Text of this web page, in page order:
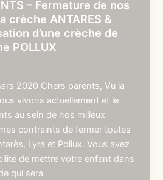
– Fermeture de nos
crèche ANTARES &
d’une crèche de
POLLUX
2020 Chers parents, Vu la
vivons actuellement et le
au sein de nos milieux
contraints de fermer toutes
Lyra et Pollux. Vous avez
de mettre votre enfant dans
qui sera